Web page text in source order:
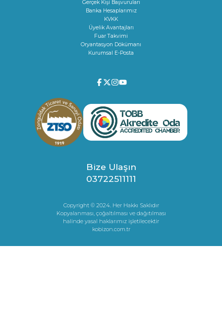
Gerçek Kişi Başvuruları
Banka Hesaplarımız
KVKK
Üyelik Avantajları
Fuar Takvimi
Oryantasyon Dökümanı
Kurumsal E-Posta
Bize Ulaşın
03722511111
Copyright © 2024. Her Hakkı Saklıdır
Kopyalanması, çoğaltılması ve dağıtılması
halinde yasal haklarımız işletilecektir
kobizon.com.tr